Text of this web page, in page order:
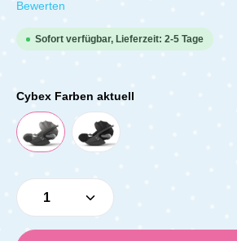
Durchschnittliche Bewertung von 0 von 5
Bewerten
Sofort verfügbar, Lieferzeit: 2-5 Tage
Cybex Farben aktuell
Produkt Anzahl: Gib den